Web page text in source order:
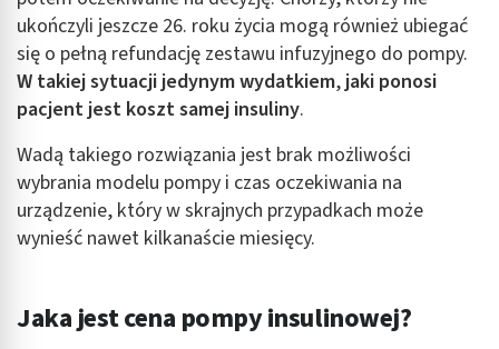
ukończyli jeszcze 26. roku życia mogą również ubiegać
się o pełną refundację zestawu infuzyjnego do pompy.
W takiej sytuacji jedynym wydatkiem, jaki ponosi
pacjent jest koszt samej insuliny.
Wadą takiego rozwiązania jest brak możliwości
wybrania modelu pompy i czas oczekiwania na
urządzenie, który w skrajnych przypadkach może
wynieść nawet kilkanaście miesięcy.
Jaka jest cena pompy insulinowej?